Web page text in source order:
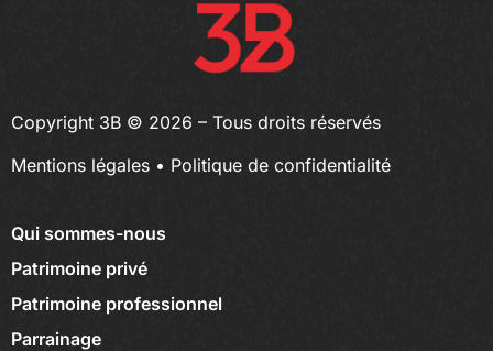
Copyright 3B © 2026 – Tous droits réservés
Mentions légales • Politique de confidentialité
Qui sommes-nous
Patrimoine privé
Patrimoine professionnel
Parrainage